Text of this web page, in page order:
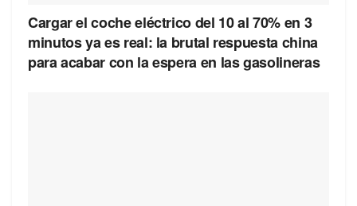
Cargar el coche eléctrico del 10 al 70% en 3
minutos ya es real: la brutal respuesta china
para acabar con la espera en las gasolineras